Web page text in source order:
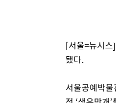
[서울=뉴시스
됐다.
서울공예박